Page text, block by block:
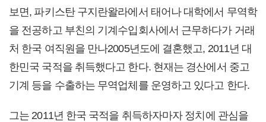
보면, 파키스탄 구지란왈라에서 태어나 대학에서 무역학
을 전공하고 부친의 기계수입회사에서 근무하다가 거래
처 한국 여직원을 만나2005년도에 결혼했고, 2011년 대
한민국 국적을 취득했다고 한다. 현재는 경산에서 중고
기계 등을 수출하는 무역업체를 운영하고 있다고 한다.
그는 2011년 한국 국적을 취득하자마자 정치에 관심을